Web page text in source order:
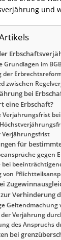
und
Grundlagen im
der
zwischen
bei
eine Erbschaft?
Verjährungsfrist
Verjährungsfrist
für
gegen
bei
von
Verhinderung
Geltendmachung
Verjährung
des Anspruchs
bei